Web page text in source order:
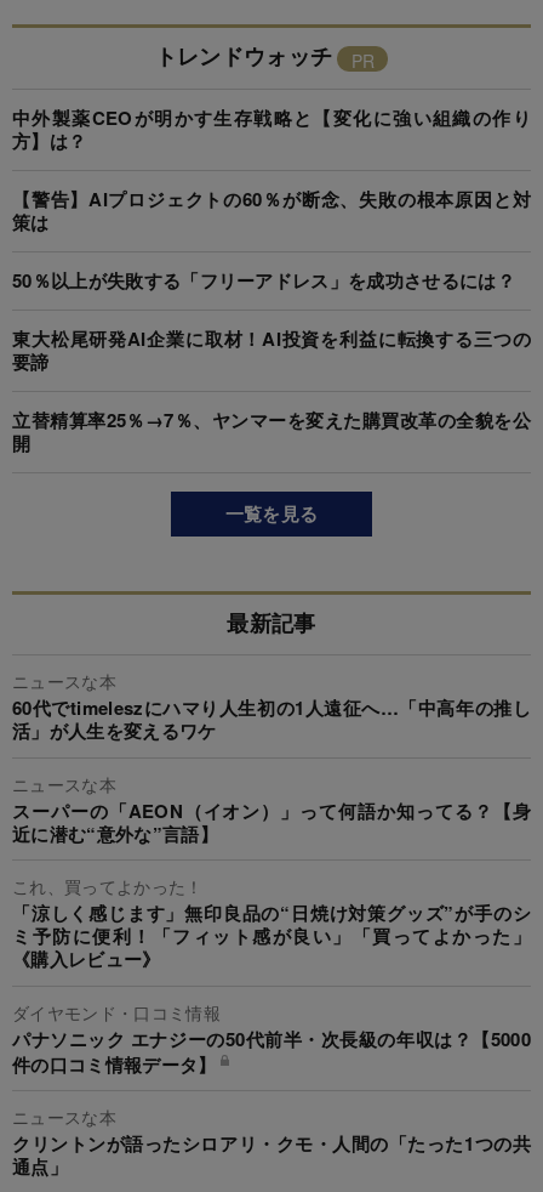
トレンドウォッチ
中外製薬CEOが明かす生存戦略と【変化に強い組織の作り
方】は？
【警告】AIプロジェクトの60％が断念、失敗の根本原因と対
策は
50％以上が失敗する「フリーアドレス」を成功させるには？
東大松尾研発AI企業に取材！AI投資を利益に転換する三つの
要諦
立替精算率25％→7％、ヤンマーを変えた購買改革の全貌を公
開
一覧を見る
最新記事
ニュースな本
60代でtimeleszにハマり人生初の1人遠征へ…「中高年の推し
活」が人生を変えるワケ
ニュースな本
スーパーの「AEON（イオン）」って何語か知ってる？【身
近に潜む“意外な”言語】
これ、買ってよかった！
「涼しく感じます」無印良品の“日焼け対策グッズ”が手のシ
ミ予防に便利！「フィット感が良い」「買ってよかった」
《購入レビュー》
ダイヤモンド・口コミ情報
パナソニック エナジーの50代前半・次長級の年収は？【5000
件の口コミ情報データ】
ニュースな本
クリントンが語ったシロアリ・クモ・人間の「たった1つの共
通点」